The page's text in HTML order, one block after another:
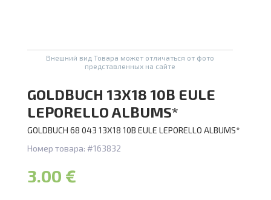
Внешний вид Товара может отличаться от фото
представленных на сайте
GOLDBUCH 13X18 10B EULE
LEPORELLO ALBUMS*
GOLDBUCH 68 043 13X18 10B EULE LEPORELLO ALBUMS*
Номер товара: #163832
3.00 €